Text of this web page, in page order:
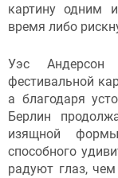
картину одним
время либо
Уэс Андерсон
фестивальной
а благодаря
Берлин
изящной
способного
радуют глаз,